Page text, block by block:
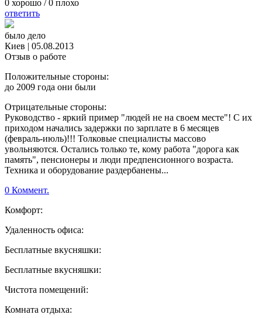
0 хорошо / 0 плохо
ответить
было дело
Киев | 05.08.2013
Отзыв о работе
Положительные стороны:
до 2009 года они были
Отрицательные стороны:
Руководство - яркий пример "людей не на своем месте"! С их
приходом начались задержки по зарплате в 6 месяцев
(февраль-июль)!!! Толковые специалисты массово
увольняются. Остались только те, кому работа "дорога как
память", пенсионеры и люди предпенсионного возраста.
Техника и оборудование раздербанены...
0 Коммент.
Комфорт:
Удаленность офиса:
Бесплатные вкусняшки:
Бесплатные вкусняшки:
Чистота помещений:
Комната отдыха: